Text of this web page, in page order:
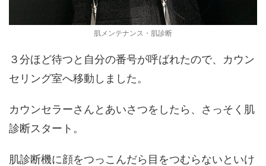
肌メンテナンス・肌診断
３分ほど待つと自分の番号が呼ばれたので、カウン
セリング室へ移動しました。
カウンセラーさんとあいさつをしたら、さっそく肌
診断スタート。
肌診断機に顔をつっこんだら目をつむらないといけ